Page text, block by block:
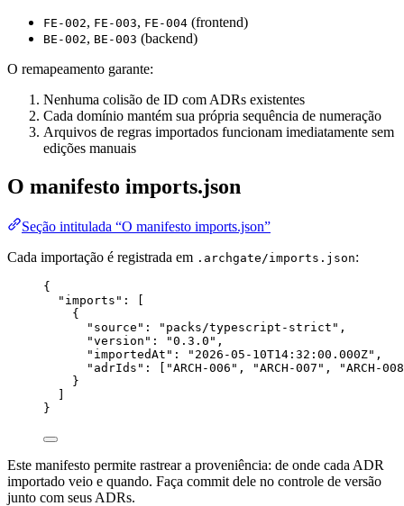
FE-002, FE-003, FE-004 (frontend)
BE-002, BE-003 (backend)
O remapeamento garante:
Nenhuma colisão de ID com ADRs existentes
Cada domínio mantém sua própria sequência de numeração
Arquivos de regras importados funcionam imediatamente sem
edições manuais
O manifesto imports.json
Seção intitulada “O manifesto imports.json”
Cada importação é registrada em .archgate/imports.json:
{
"imports" : [
{
"source" : " packs/typescript-strict " ,
"version" : "0.3.0 " ,
"importedAt" : " 2026-05-10T14:32:00.000Z" ,
"adrIds" : [ "ARCH-006 " , "ARCH-007 " , "ARCH-008
}
]
}
Este manifesto permite rastrear a proveniência: de onde cada ADR
importado veio e quando. Faça commit dele no controle de versão
junto com seus ADRs.